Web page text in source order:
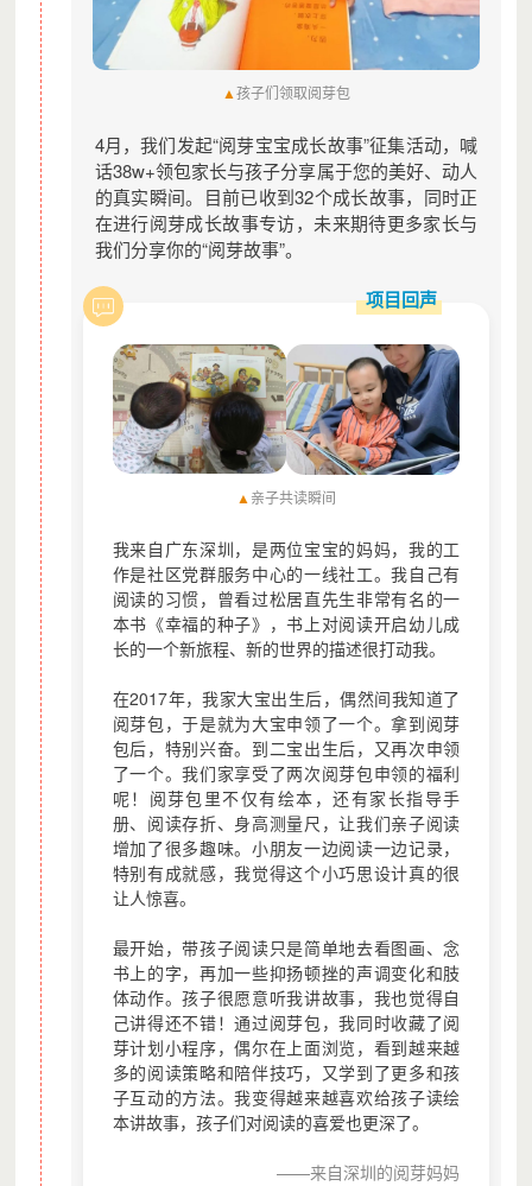
管理费用
项目运营费用 项目人员薪资和其他执行费用
公募管理费
用于公募机构上线募捐策划，
运营费用
月捐项目执行计划
阅芽包项目
面向全国0-6周岁的孩子发放1万个阅芽包，
展，阅芽计划小程序免费领取，具体执行如
1：发布招募信息，联系并通过问卷调查等方
2：与接收单位签订协议，接收单位收集家庭
并确认接收名单。
3：完成阅芽包装包、发货、接收和清点等工
4：项目组人员发包现场指导并跟进阅芽包发
位。
5：领包家庭回访。
阅芽图书馆项目
第一阶段：4-6月：1.全年持续筹集善款； 2.
度项目团队通过电话、视频访谈或是实地调
读环境和阅读服务情况，遴选有需求的项目
第二阶段：4-9月1.阅芽图书馆物料购置、建
收； 2.对项目点管理人员开展培训； 3.进行
开馆仪式以及开展相关阅读课程活动； 4.项
期阅读课程、阅读活动实践
第三阶段：10月：对已有阅芽图书馆进行评
访，完成项目结项报告及财务披露。
书目研制项目
书目研制项目评选的更新工作历时8个月，经
书数据收集、线下专家初审、文本分析、线
终审、书目核对及印制阶段，最终从海量的
中，评选出适宜0-6岁儿童阅读的1000本图
本适宜家长、教师阅读的指导图书。
具体执行时间为4-6月份数据收集，6-7月份
审，8-9月份文本分析，9月份召开专家终审
10-11月份书目核对印制。
资助项目
资助时间表上半年：5月30日截止申请。下
月30日截止申请。
资助流程为机构填写并提交初审表，初审表
初审通过填写复审表，资助官员进一步考察
频沟通实地走访，项目组会议讨论决策，决
项目或者不资助项目，协议签订，项目中期
核，项目结项报告审核拨付尾款
▲孩子们领取阅芽包
4月，我们发起“阅芽宝宝成长故事”征集活动，喊
话38w+领包家长与孩子分享属于您的美好、动人
的真实瞬间。 目前已收到32个成长故事，同时正
在进行阅芽成长故事专访，未来期待更多家长与
我们分享你的“阅芽故事”。
项目回声
▲ 亲子共读瞬间
我来自广东深圳，是两位宝宝的妈妈，我的工
作是社区党群服务中心的一线社工。我自己有
阅读的习惯，曾看过松居直先生非常有名的一
本书《幸福的种子》，书上对阅读开启幼儿成
长的一个新旅程、新的世界的描述很打动我。
在2017年，我家大宝出生后，偶然间我知道了
阅芽包，于是就为大宝申领了一个。拿到阅芽
包后，特别兴奋。到二宝出生后，又再次申领
了一个。我们家享受了两次阅芽包申领的福利
呢！阅芽包里不仅有绘本，还有家长指导手
册、阅读存折、身高测量尺，让我们亲子阅读
增加了很多趣味。小朋友一边阅读一边记录，
特别有成就感，我觉得这个小巧思设计真的很
让人惊喜。
最开始，带孩子阅读只是简单地去看图画、念
书上的字，再加一些抑扬顿挫的声调变化和肢
体动作。孩子很愿意听我讲故事，我也觉得自
己讲得还不错！通过阅芽包，我同时收藏了阅
芽计划小程序，偶尔在上面浏览，看到越来越
多的阅读策略和陪伴技巧，又学到了更多和孩
子互动的方法。我变得越来越喜欢给孩子读绘
本讲故事，孩子们对阅读的喜爱也更深了。
——来自深圳的阅芽妈妈